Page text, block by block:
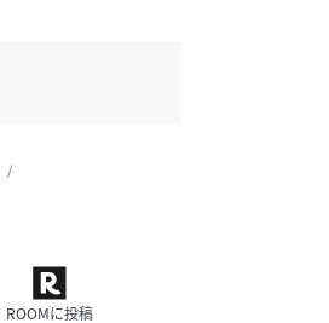
ROOMに投稿